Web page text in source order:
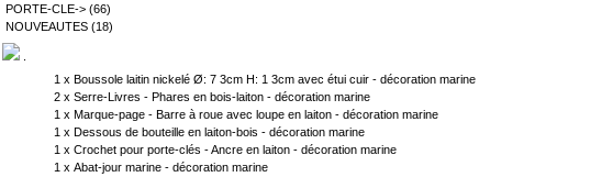
PORTE-CLE-> (66)
NOUVEAUTES (18)
1 x Boussole laitin nickelé Ø: 7 3cm H: 1 3cm avec étui cuir - décoration marine
2 x Serre-Livres - Phares en bois-laiton - décoration marine
1 x Marque-page - Barre à roue avec loupe en laiton - décoration marine
1 x Dessous de bouteille en laiton-bois - décoration marine
1 x Crochet pour porte-clés - Ancre en laiton - décoration marine
1 x Abat-jour marine - décoration marine